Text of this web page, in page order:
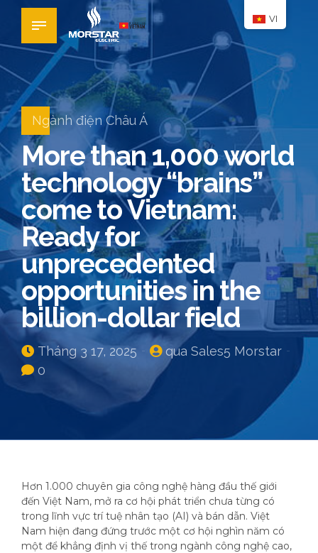
Ngành điện Châu Á
More than 1,000 world
technology “brains”
come to Vietnam:
Ready for
unprecedented
opportunities in the
billion-dollar field
Tháng 3 17, 2025
qua Sales5 Morstar
0
Hơn 1.000 chuyên gia công nghệ hàng đầu thế giới
đến Việt Nam, mở ra cơ hội phát triển chưa từng có
trong lĩnh vực trí tuệ nhân tạo (AI) và bán dẫn. Việt
Nam hiện đang đứng trước một cơ hội nghìn năm có
một để khẳng định vị thế trong ngành công nghệ cao,
VI